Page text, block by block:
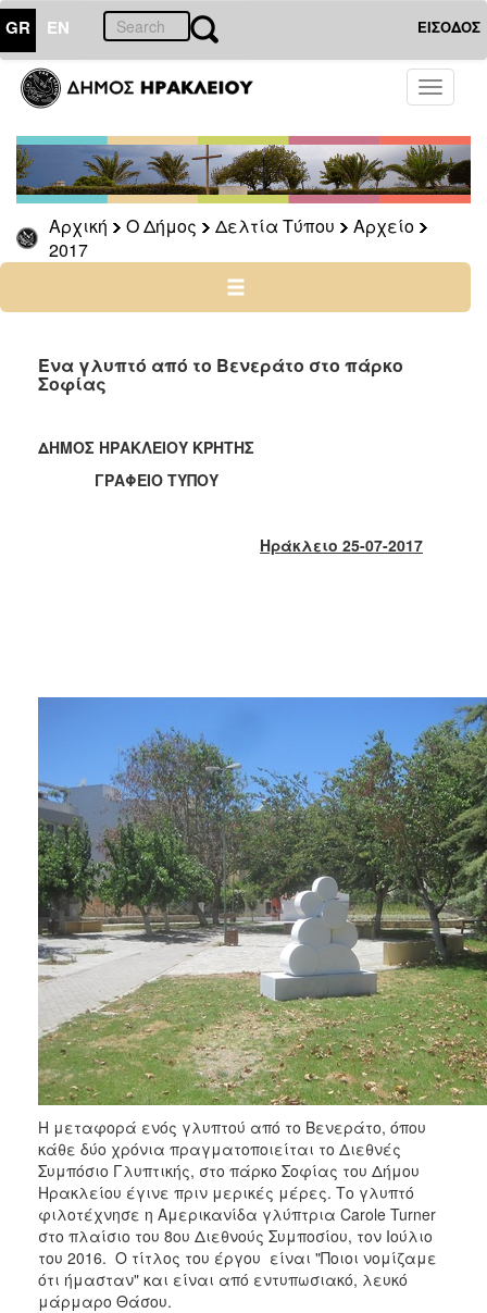
GR EN ΕΙΣΟΔΟΣ
Toggle
Αρχική Ο Δήμος Δελτία Τύπου
Αρχείο
2017
ΔΗΜΟΣ
Δελτία
Τύπου
Αρχείο
2026
2025
2022
2021
2019
2018
2006
ΤΟΠΟΣ
ΠΟΛΙΤΙΣΜΟΣ
ΑΝΘΕΚΤΙΚΗ
Ένα γλυπτό από το Βενεράτο στο πάρκο
Σοφίας
ΔΗΜΟΣ ΗΡΑΚΛΕΙΟΥ ΚΡΗΤΗΣ
ΓΡΑΦΕΙΟ ΤΥΠΟΥ
Ηράκλειο 25-07-2017
Η μεταφορά ενός γλυπτού από το Βενεράτο, όπου
κάθε δύο χρόνια πραγματοποιείται το Διεθνές
Συμπόσιο Γλυπτικής, στο πάρκο Σοφίας του Δήμου
Ηρακλείου έγινε πριν μερικές μέρες. Το γλυπτό
φιλοτέχνησε η Αμερικανίδα γλύπτρια Carole Turner
στο πλαίσιο του 8ου Διεθνούς Συμποσίου, τον Ιούλιο
του 2016. Ο τίτλος του έργου είναι "Ποιοι νομίζαμε
ότι ήμασταν" και είναι από εντυπωσιακό, λευκό
μάρμαρο Θάσου.